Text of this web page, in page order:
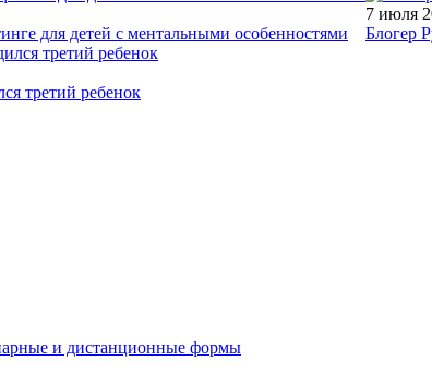
для детей с ментальными особенностями
7 июля
Блогер
третий ребенок
и дистанционные формы